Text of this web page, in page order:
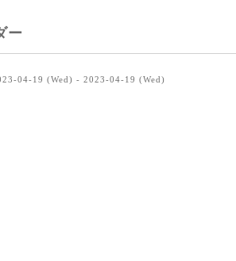
ー
04-19 (Wed) - 2023-04-19 (Wed)